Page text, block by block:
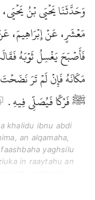
وَحَدَّثَنَا يَحْيَى بْنُ
مَعْشَرٍ، عَنْ إِبْرَاهِيمَ،
فَأَصْبَحَ يَغْسِلُ ثَوْبَهُ
مَكَانَهُ فَإِنْ لَمْ تَرَ
ﷺ فَرْكًا فَيُصَلِّي فِيهِ .
khalidu ibnu abdi
an alqamaha,
yaghsilu
in raaytahu an
fayushalli fihi.